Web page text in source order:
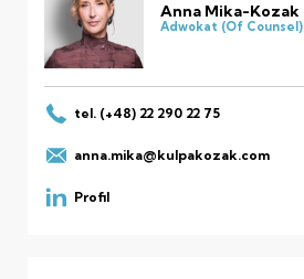
Anna Mika-Kozak
Adwokat (Of Counsel)
tel. (+48) 22 290 22 75
anna.mika@kulpakozak.com
Profil